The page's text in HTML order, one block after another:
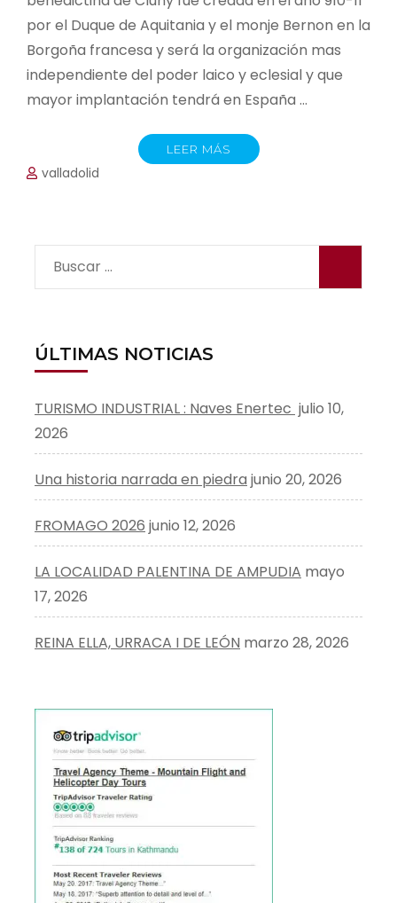
por el Duque de Aquitania y el monje Bernon en la
Borgoña francesa y será la organización mas
independiente del poder laico y eclesial y que
mayor implantación tendrá en España …
LEER MÁS
valladolid
Buscar:
ÚLTIMAS NOTICIAS
TURISMO INDUSTRIAL : Naves Enertec julio 10,
2026
Una historia narrada en piedra junio 20, 2026
FROMAGO 2026 junio 12, 2026
LA LOCALIDAD PALENTINA DE AMPUDIA mayo
17, 2026
REINA ELLA, URRACA I DE LEÓN marzo 28, 2026